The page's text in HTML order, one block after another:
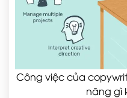
Công việc của
năng gì